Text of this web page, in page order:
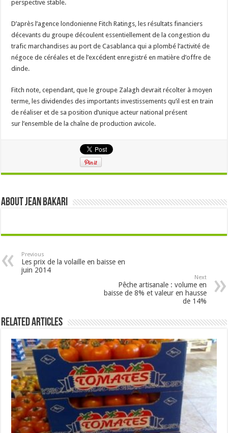
perspective stable.
D’après l’agence londonienne Fitch Ratings, les résultats financiers
décevants du groupe découlent essentiellement de la congestion du
trafic marchandises au port de Casablanca qui a plombé l’activité de
négoce de céréales et de l’excédent enregistré en matière d’offre de
dinde.
Fitch note, cependant, que le groupe Zalagh devrait récolter à moyen
terme, les dividendes des importants investissements qu’il est en train
de réaliser et de sa position d’unique acteur national présent
sur l’ensemble de la chaîne de production avicole.
About Jean Bakari
Previous
Les prix de la volaille en baisse en
juin 2014
Next
Pêche artisanale : volume en
baisse de 8% et valeur en hausse
de 14%
Related Articles